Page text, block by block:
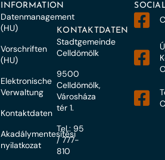
INFORMATION
Datenmanagement
(HU)
Vorschriften
(HU)
Elektronische
Verwaltung
Kontaktdaten
Akadálymentesítési
nyilatkozat
KONTAKTDATEN
Stadtgemeinde
Celldömölk
9500
Celldömölk,
Városháza
tér 1.
Tel.: 95
/ 777-
810